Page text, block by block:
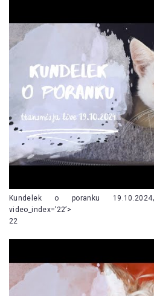
Kundelek o poranku
video_index=’22’>
22